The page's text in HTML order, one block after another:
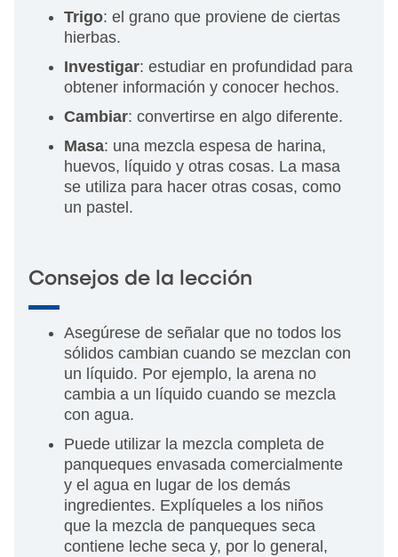
Trigo: el grano que proviene de ciertas
hierbas.
Investigar: estudiar en profundidad para
obtener información y conocer hechos.
Cambiar: convertirse en algo diferente.
Masa: una mezcla espesa de harina,
huevos, líquido y otras cosas. La masa
se utiliza para hacer otras cosas, como
un pastel.
Consejos de la lección
Asegúrese de señalar que no todos los
sólidos cambian cuando se mezclan con
un líquido. Por ejemplo, la arena no
cambia a un líquido cuando se mezcla
con agua.
Puede utilizar la mezcla completa de
panqueques envasada comercialmente
y el agua en lugar de los demás
ingredientes. Explíqueles a los niños
que la mezcla de panqueques seca
contiene leche seca y, por lo general,